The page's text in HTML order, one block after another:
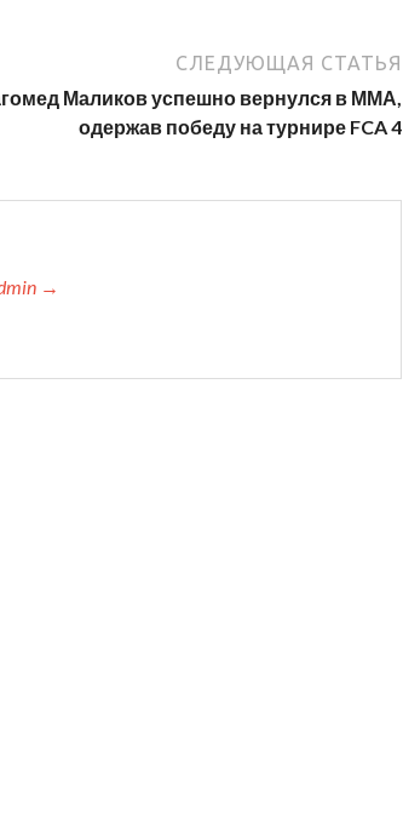
СЛЕДУЮЩАЯ СТАТЬЯ
Маликов успешно вернулся в ММА,
одержав победу на турнире FCA 4
→